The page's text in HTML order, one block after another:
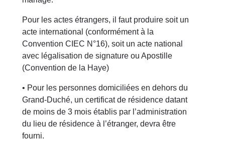
Pour les actes étrangers, il faut produire soit un
acte international (conformément à la
Convention CIEC N°16), soit un acte national
avec légalisation de signature ou Apostille
(Convention de la Haye)
• Pour les personnes domiciliées en dehors du
Grand-Duché, un certificat de résidence datant
de moins de 3 mois établis par l’administration
du lieu de résidence à l’étranger, devra être
fourni.